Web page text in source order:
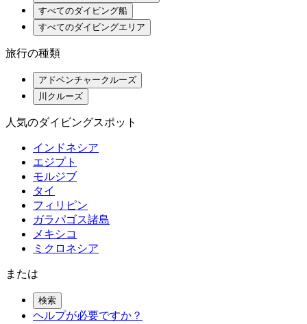
すべてのダイビング船
すべてのダイビングエリア
旅行の種類
アドベンチャークルーズ
川クルーズ
人気のダイビングスポット
インドネシア
エジプト
モルジブ
タイ
フィリピン
ガラパゴス諸島
メキシコ
ミクロネシア
または
検索
ヘルプが必要ですか？